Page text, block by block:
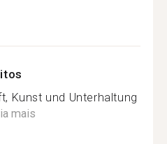
Kunst und Unterhaltung
mais